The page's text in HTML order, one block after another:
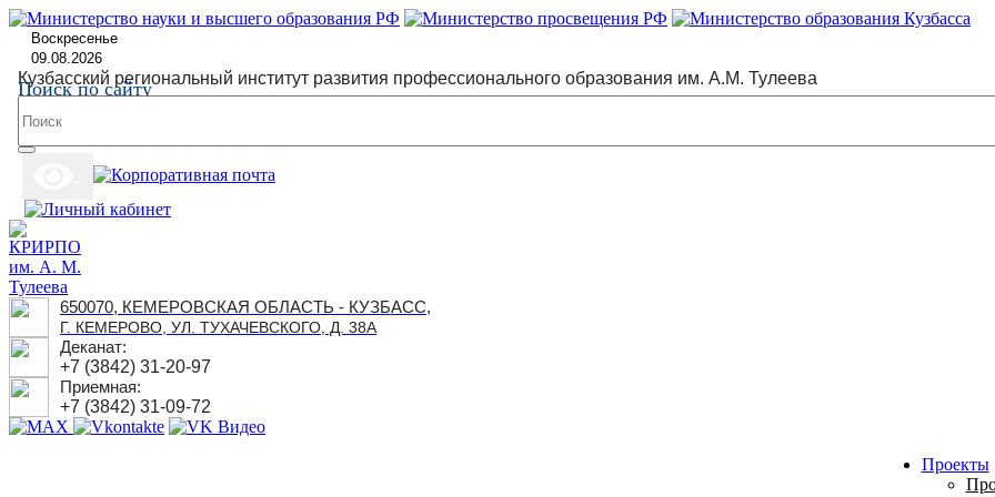
Воскресенье
09.08.2026
Кузбасский региональный институт развития профессионального образования им. А.М. Тулеева
Поиск по сайту
650070, КЕМЕРОВСКАЯ ОБЛАСТЬ - КУЗБАСС,
Г. КЕМЕРОВО, УЛ. ТУХАЧЕВСКОГО, Д. 38А
Деканат:
+7 (3842) 31-20-97
Приемная:
+7 (3842) 31-09-72
Проекты